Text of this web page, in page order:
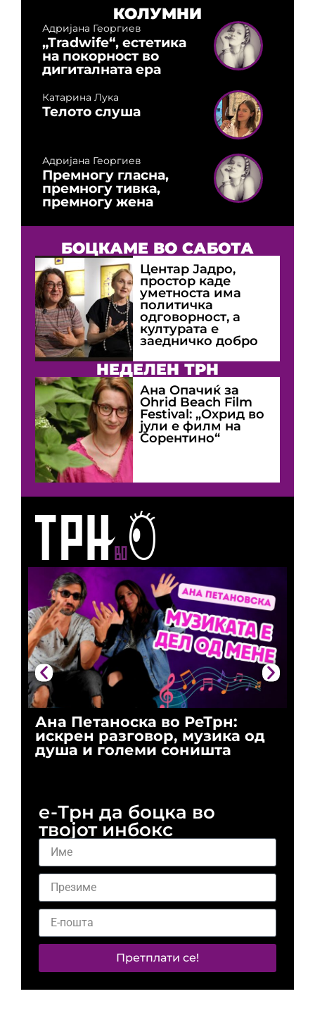
Ана Петаноска во РеТрн:
искрен разговор, музика од
душа и големи соништа
КОЛУМНИ
Адријана Георгиев
„Tradwife“, естетика
на покорност во
дигиталната ера
Катарина Лука
Телото слуша
Адријана Георгиев
Премногу гласна,
премногу тивка,
премногу жена
БОЦКАМЕ ВО САБОТА
Центар Јадро,
простор каде
уметноста има
политичка
одговорност, а
културата е
заедничко добро
НЕДЕЛЕН ТРН
Ана Опачиќ за
Оhrid Beach Film
Festival: „Охрид во
јули е филм на
Сорентино“
е-Трн да боцка во
твојот инбокс
Претплати се!